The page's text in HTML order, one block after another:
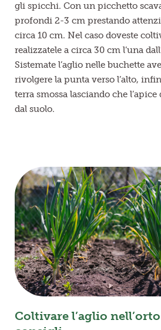
gli spicchi. Con un picchetto
profondi 2-3 cm prestando
circa 10 cm. Nel caso doveste
realizzatele a circa 30 cm l’una
Sistemate l’aglio nelle buchette
rivolgere la punta verso l’alto,
terra smossa lasciando che
dal suolo.
Coltivare l’aglio